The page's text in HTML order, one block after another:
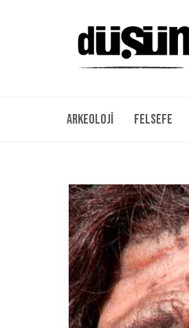
Arkeoloji Felsefe